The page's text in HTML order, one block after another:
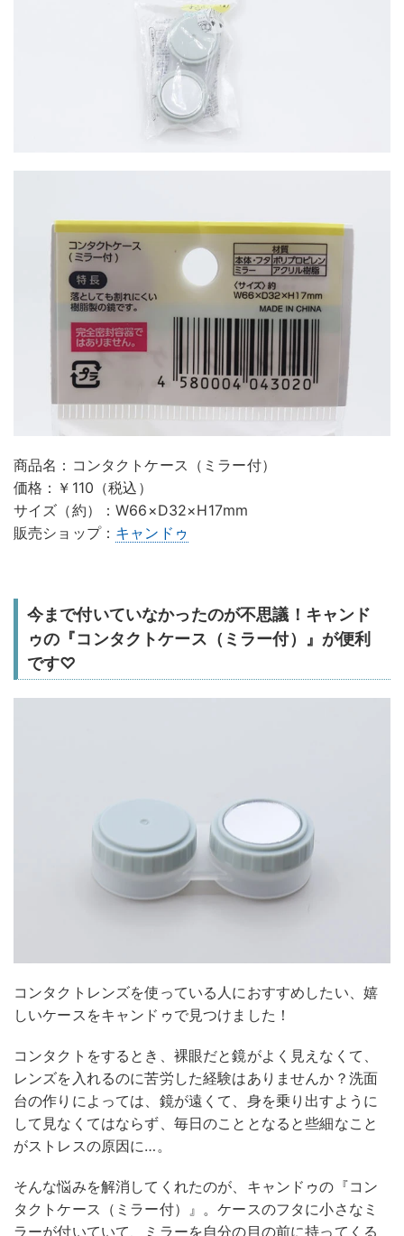
商品名：コンタクトケース（ミラー付）
価格：￥110（税込）
サイズ（約）：W66×D32×H17mm
販売ショップ： キャンドゥ
今まで付いていなかったのが不思議！キャンド
ゥの『コンタクトケース（ミラー付）』が便利
です♡
コンタクトレンズを使っている人におすすめしたい、嬉
しいケースをキャンドゥで見つけました！
コンタクトをするとき、裸眼だと鏡がよく見えなくて、
レンズを入れるのに苦労した経験はありませんか？洗面
台の作りによっては、鏡が遠くて、身を乗り出すように
して見なくてはならず、毎日のこととなると些細なこと
がストレスの原因に…。
そんな悩みを解消してくれたのが、キャンドゥの『コン
タクトケース（ミラー付）』。ケースのフタに小さなミ
ラーが付いていて、ミラーを自分の目の前に持ってくる